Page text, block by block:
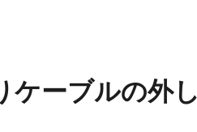
ケーブルの外